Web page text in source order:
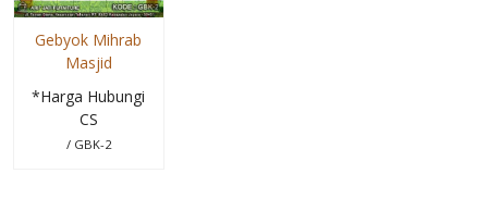
Gebyok Mihrab
Masjid
*Harga Hubungi
CS
/ GBK-2